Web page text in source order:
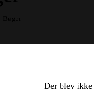
Der blev ikke